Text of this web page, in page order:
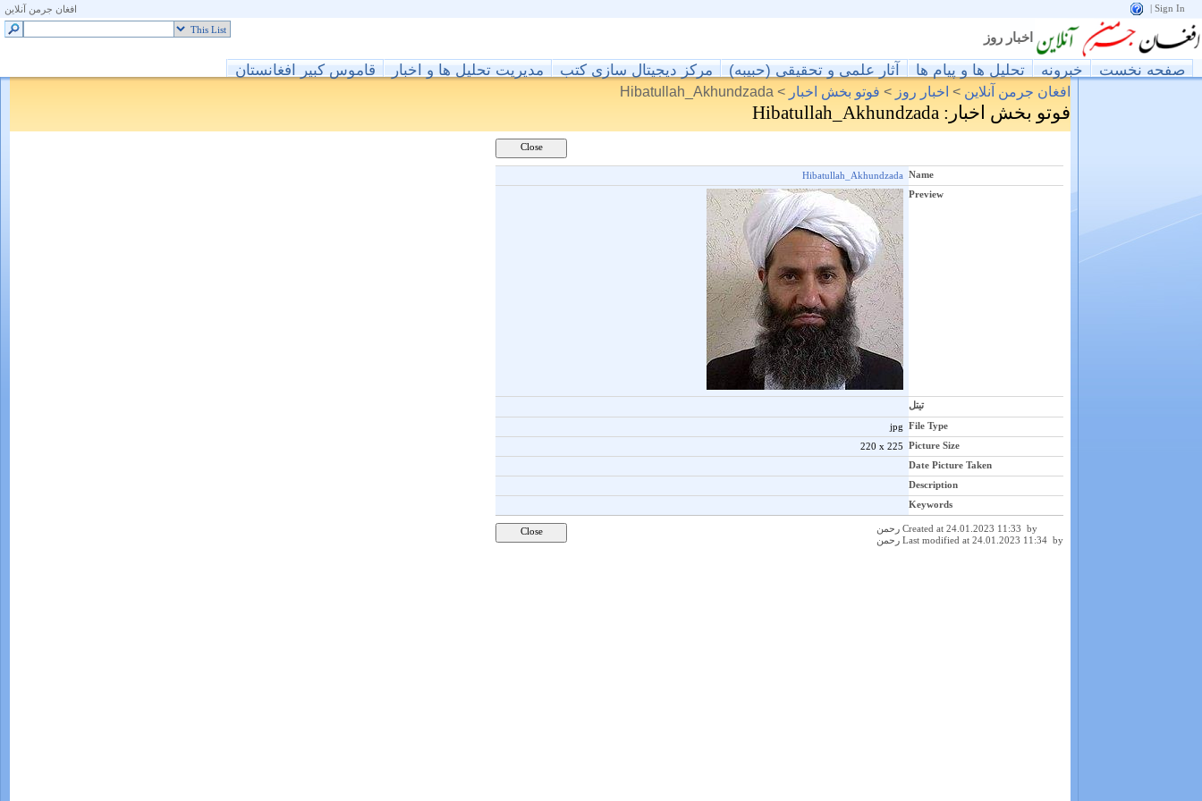
افغان جرمن آنلاین Sign In
اخبار روز
صفحه نخست خبرونه تحليل ها و پيام ها آثار علمی و تحقیقی (حبیبه) مرکز دیجیتال سازی کتب مدیریت تحلیل ها و اخبار قاموس کبیر افغانستان
افغان جرمن آنلاین > اخبار روز > فوتو بخش اخبار >
Hibatullah_Akhundzada
فوتو بخش اخبار : Hibatullah_Akhundzada
Name
Hibatullah_Akhundzada
Preview
تیتل
File Type
jpg
Picture Size
220 x 225
Date Picture Taken
Description
Keywords
Created at 24.01.2023 11:33 by رحمن
Last modified at 24.01.2023 11:34 by رحمن